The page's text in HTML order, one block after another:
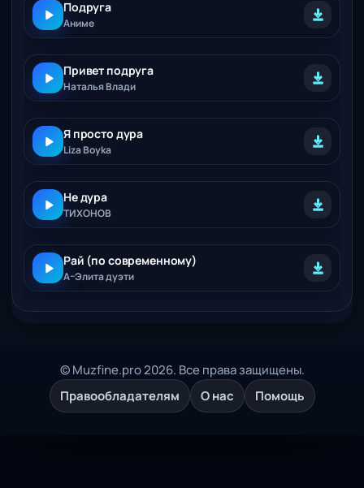
Подруга
Аниме
Привет подруга
Наталья Влади
Я просто дура
Liza Boyka
Не дура
ТИХОНОВ
Рай (по современному)
А–Элита дуэти
© Muzfine.pro 2026. Все права защищены.
Правообладателям
О нас Помощь